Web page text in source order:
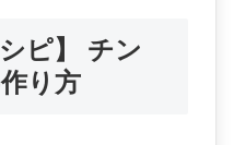
ピ】 チン
り方